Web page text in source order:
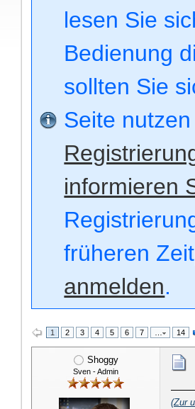
lesen Sie
Bedienung
sollten Sie
Seite
informieren
früheren
anmelden.
1 2 3 4 5 6 7 … 14
Shoggy
Sven - Admin
(Zur